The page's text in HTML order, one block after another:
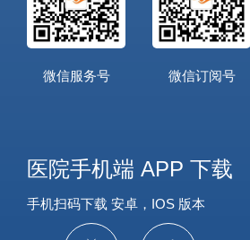
微信服务号 微信订阅号
医院手机端 APP 下载
手机扫码下载 安卓，IOS 版本